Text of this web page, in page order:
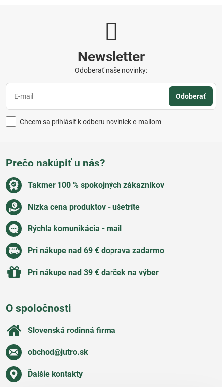
Newsletter
Odoberať naše novinky:
Odoberať
Chcem sa prihlásiť k odberu noviniek e-mailom
Prečo nakúpiť u nás?
Takmer 100 % spokojných zákazníkov
Nízka cena produktov - ušetríte
Rýchla komunikácia - mail
Pri nákupe nad 69 € doprava zadarmo
Pri nákupe nad 39 € darček na výber
O spoločnosti
Slovenská rodinná firma
obchod​@jutro​.sk
Ďalšie kontakty